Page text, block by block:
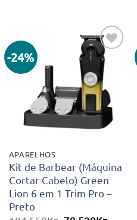
-24%
Adicionar
aos meus
desejos
APARELHOS
Kit de Barbear (Máquina
Cortar Cabelo) Green
Lion 6 em 1 Trim Pro –
Preto